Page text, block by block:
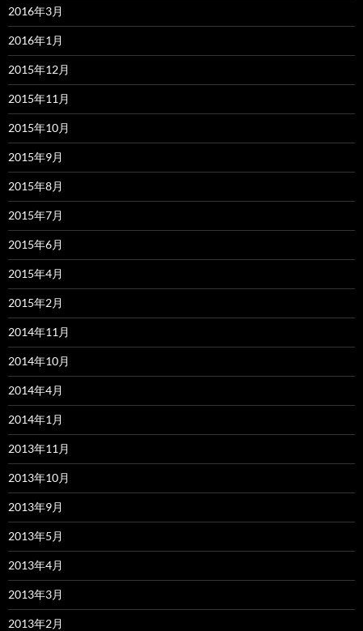
2016年3月
2016年1月
2015年12月
2015年11月
2015年10月
2015年9月
2015年8月
2015年7月
2015年6月
2015年4月
2015年2月
2014年11月
2014年10月
2014年4月
2014年1月
2013年11月
2013年10月
2013年9月
2013年5月
2013年4月
2013年3月
2013年2月